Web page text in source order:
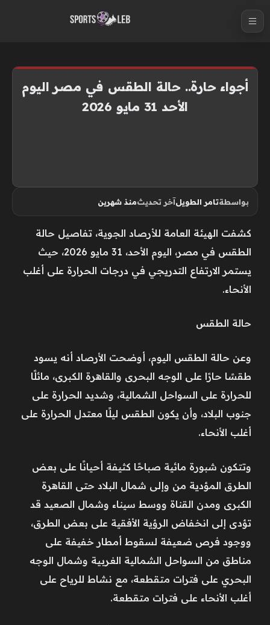
أجواء حارة.. حالة الطقس في مصر اليوم
الأحد 31 مايو 2026
بواسطةتامر الطويلآخر تحديثمنذ شهرين
كشفت الهيئة العامة للأرصاد الجوية، تفاصيل حالة
الطقس في مصر، اليوم الأحد، 31 مايو 2026، حيث
يستمر الارتفاع التدريجي في درجات الحرارة على أغلب
الأنحاء.
حالة الطقس
وعن حالة الطقس اليوم، أوضحت الأرصاد أنه يسود
طقسًا حارًا على الوجه البحرى والقاهرة الكبرى، مائلًا
للحرارة على السواحل الشمالية، وشديد الحرارة على
جنوب البلاد، وأن يكون الطقس ليلًا معتدل الحرارة على
أغلب الأنحاء.
وتتكون شبورة مائية صباحًا كثيفة أحيانًا على بعض
الطرق المؤدية من وإلى شمال البلاد حتى القاهرة
الكبرى ومدن القناة ووسط سيناء وشمال الصعيد قد
تؤدى إلى انخفاض الرؤية الأفقية على بعض الطرق،
ووجود فرص ضعيفة لسقوط أمطار خفيفة على
مناطق من السواحل الشمالية الغربية وشمال الوجه
البحري على فترات متقطعة، مع نشاط للرياح على
أغلب الأنحاء على فترات متقطعة.